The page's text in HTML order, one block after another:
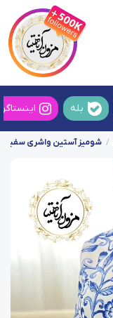
بله
شومیز آستین واشری سفید